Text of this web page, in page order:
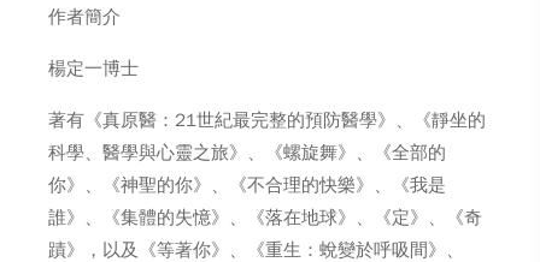
作者簡介
楊定一博士
著有《真原醫：21世紀最完整的預防醫學》、《靜坐的
科學、醫學與心靈之旅》、《螺旋舞》、《全部的
你》、《神聖的你》、《不合理的快樂》、《我是
誰》、《集體的失憶》、《落在地球》、《定》、《奇
蹟》，以及《等著你》、《重生：蛻變於呼吸間》、